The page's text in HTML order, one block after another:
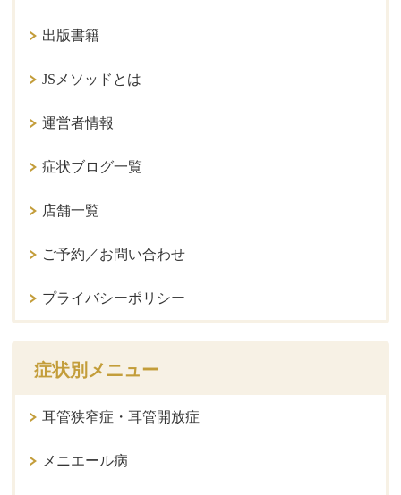
出版書籍
JSメソッドとは
運営者情報
症状ブログ一覧
店舗一覧
ご予約／お問い合わせ
プライバシーポリシー
症状別メニュー
耳管狭窄症・耳管開放症
メニエール病